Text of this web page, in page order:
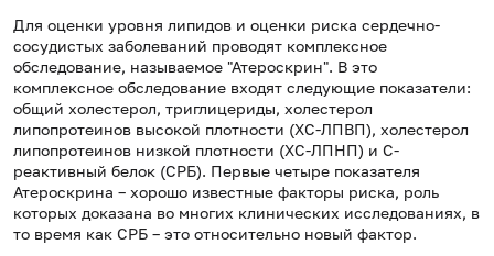
Для оценки уровня липидов и оценки риска сердечно-
сосудистых заболеваний проводят комплексное
обследование, называемое "Атероскрин". В это
комплексное обследование входят следующие показатели:
общий холестерол, триглицериды, холестерол
липопротеинов высокой плотности (ХС-ЛПВП), холестерол
липопротеинов низкой плотности (ХС-ЛПНП) и С-
реактивный белок (СРБ). Первые четыре показателя
Атероскрина – хорошо известные факторы риска, роль
которых доказана во многих клинических исследованиях, в
то время как СРБ – это относительно новый фактор.